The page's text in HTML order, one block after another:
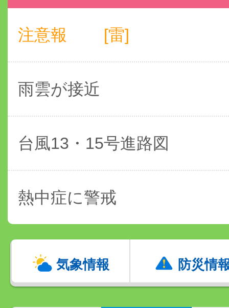
注意報 [雷]
雨雲が接近
台風13・15号進路図
熱中症に警戒
気象情報 防災情